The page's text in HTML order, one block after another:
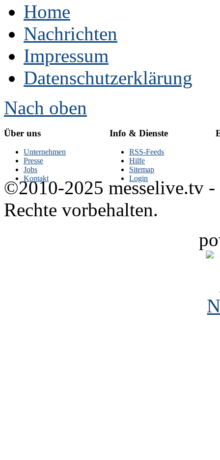
Home
Nachrichten
Impressum
Datenschutzerklärung
Nach oben
Über uns
Unternehmen
Presse
Jobs
Kontakt
Info & Dienste
RSS-Feeds
Hilfe
Sitemap
Login
©2010-2025 messelive.tv -
Rechte vorbehalten.